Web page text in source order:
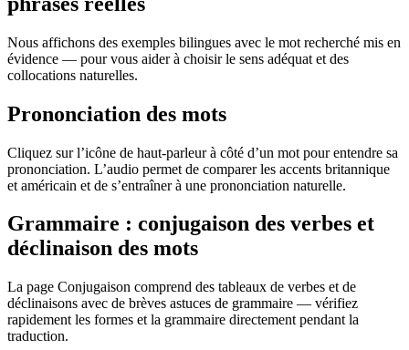
Nous affichons des exemples bilingues avec le mot recherché mis en
évidence — pour vous aider à choisir le sens adéquat et des
collocations naturelles.
Prononciation des mots
Cliquez sur l’icône de haut-parleur à côté d’un mot pour entendre sa
prononciation. L’audio permet de comparer les accents britannique
et américain et de s’entraîner à une prononciation naturelle.
Grammaire : conjugaison des verbes et
déclinaison des mots
La page Conjugaison comprend des tableaux de verbes et de
déclinaisons avec de brèves astuces de grammaire — vérifiez
rapidement les formes et la grammaire directement pendant la
traduction.